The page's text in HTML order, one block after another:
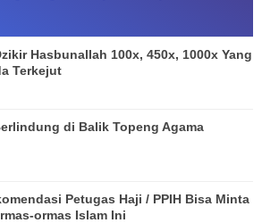
Hasbunallah 100x, 450x, 1000x Yang
Terkejut
di Balik Topeng Agama
Petugas Haji / PPIH Bisa Minta
ormas Islam Ini